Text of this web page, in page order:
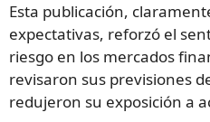
Esta publicación,
expectativas, reforzó el
riesgo en los mercados
revisaron sus previsiones
redujeron su exposición a